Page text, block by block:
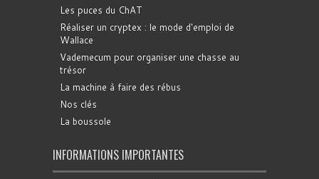
Les puces du ChAT
Réaliser un cryptex : le mode d'emploi de
Wallace
Vademecum pour organiser une chasse au
trésor
La machine à faire des rébus
Nos clés
La boussole
INFORMATIONS IMPORTANTES